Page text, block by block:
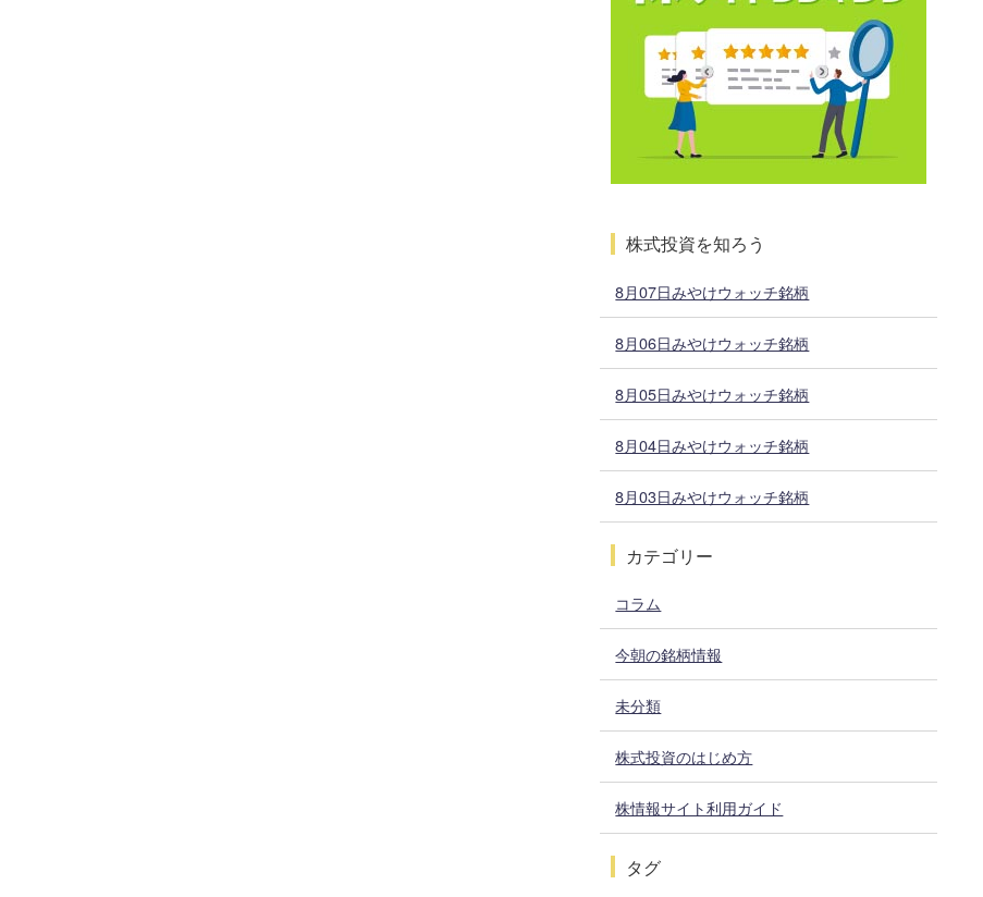
株式投資を知ろう
8月07日みやけウォッチ銘柄
8月06日みやけウォッチ銘柄
8月05日みやけウォッチ銘柄
8月04日みやけウォッチ銘柄
8月03日みやけウォッチ銘柄
カテゴリー
コラム
今朝の銘柄情報
未分類
株式投資のはじめ方
株情報サイト利用ガイド
タグ